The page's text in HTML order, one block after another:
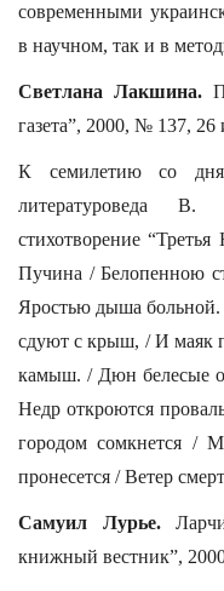
современными
в научном, так и в
Светлана Лакшина.
газета”, 2000, № 137, 26
К семилетию со дня
литературоведа
стихотворение
Пучина / Белопенною
Яростью дыша
сдуют с крыш, / И маяк
камыш. / Дюн белесые
Недр откроются
городом сомкнется /
пронесется / Ветер
Самуил Лурье.
книжный вестник”,